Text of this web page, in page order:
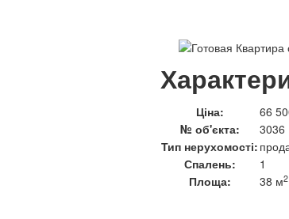
Ціна:
66
№ об'єкта:
3036
Тип нерухомості:
Спалень:
1
Площа:
38 м2